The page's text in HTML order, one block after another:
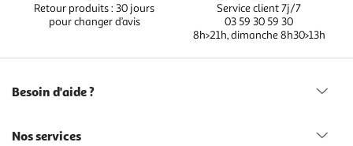
Retour produits : 30 jours
pour changer d’avis
Service client 7j/7
03 59 30 59 30
8h>21h, dimanche 8h30>13h
Besoin d'aide ?
Nos services